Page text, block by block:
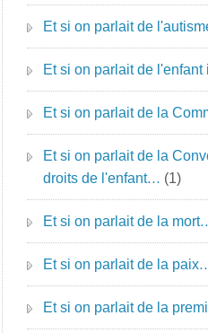
Et si on parlait de
Et si on parlait de
Et si on parlait de la
Et si on parlait de la
droits de l'enfant… (1)
Et si on parlait de la
Et si on parlait de la
Et si on parlait de la